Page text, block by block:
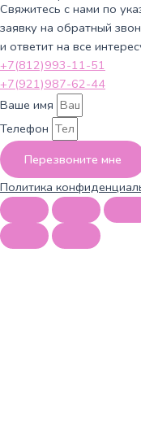
Свяжитесь с нами по
заявку на обратный
и ответит на все
+7(812)993-11-51
+7(921)987-62-44
Ваше имя
Телефон
Перезвоните мне
Политика